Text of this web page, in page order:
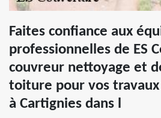
Faites confiance aux
professionnelles de ES
couvreur nettoyage et
toiture pour vos
à Cartignies dans l